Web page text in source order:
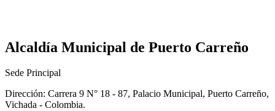
Alcaldía Municipal de Puerto Carreño
Sede Principal
Dirección: Carrera 9 N° 18 - 87, Palacio Municipal, Puerto Carreño,
Vichada - Colombia.